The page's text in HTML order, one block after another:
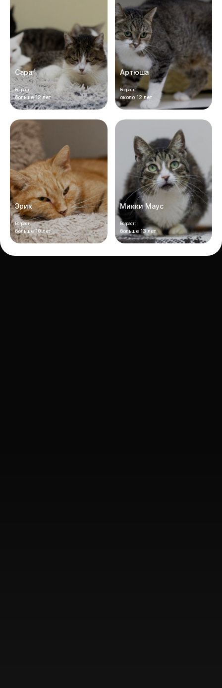
Сара
Возраст:
больше 12 лет
Артюша
Возраст:
около 12 лет
Эрик
Возраст:
больше 10 лет
Микки Маус
Возраст:
больше 13 лет